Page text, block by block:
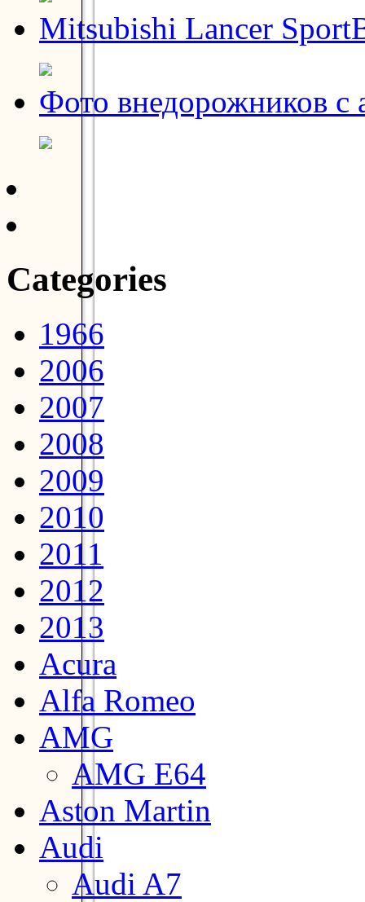
Mitsubishi Lancer
Фото внедорожников с
Categories
1966
2006
2007
2008
2009
2010
2011
2012
2013
Acura
Alfa Romeo
AMG
AMG E64
Aston Martin
Audi
Audi A7